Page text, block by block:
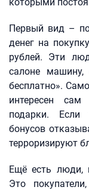
Первый вид –
денег на
рублей. Эти
салоне машину,
бесплатно».
интересен
подарки. Если
бонусов
терроризируют
Ещё есть люди,
Это